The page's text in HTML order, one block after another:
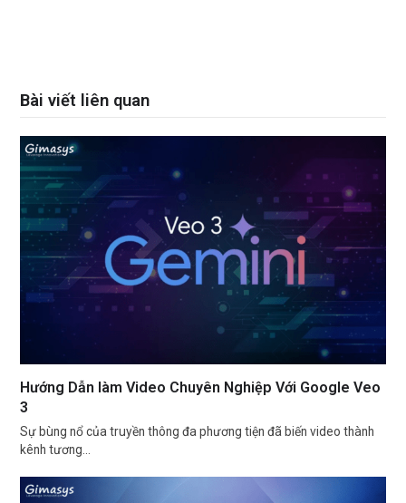
Bài viết liên quan
Hướng Dẫn làm Video Chuyên Nghiệp Với Google Veo
3
Sự bùng nổ của truyền thông đa phương tiện đã biến video thành
kênh tương…